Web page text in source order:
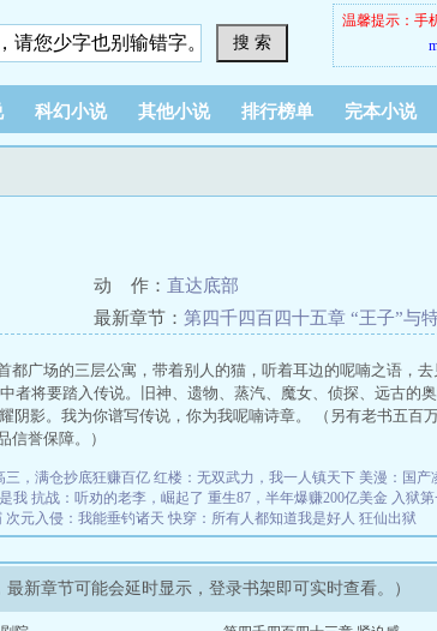
搜 索
温馨提示：手
科幻小说 其他小说 排行榜单 完本小说
动 作： 直达底部
最新章节： 第四千四百四十五章 “王子”与
都广场的三层公寓，带着别人的猫，听着耳边的呢喃之语，
者将要踏入传说。旧神、遗物、蒸汽、魔女、侦探、远古的
阴影。我为你谱写传说，你为我呢喃诗章。 （另有老书五百
信誉保障。）
三，满仓抄底狂赚百亿 红楼：无双武力，我一人镇天下 美漫：国产
我 抗战：听劝的老李，崛起了 重生87，半年爆赚200亿美金 入狱
次元入侵：我能垂钓诸天 快穿：所有人都知道我是好人 狂仙出狱
最新章节可能会延时显示，登录书架即可实时查看。）